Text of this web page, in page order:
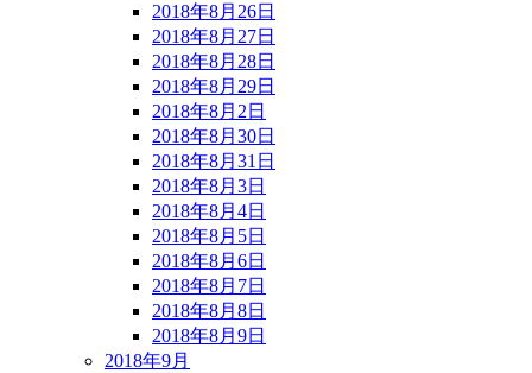
2018年8月26日
2018年8月27日
2018年8月28日
2018年8月29日
2018年8月2日
2018年8月30日
2018年8月31日
2018年8月3日
2018年8月4日
2018年8月5日
2018年8月6日
2018年8月7日
2018年8月8日
2018年8月9日
2018年9月